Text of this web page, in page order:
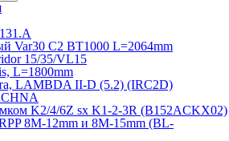
Var30 C2 BT1000 L=2064mm
15/35/VL15
L=1800mm
LAMBDA II-D (5.2) (IRC2D)
K2/4/6Z sx K1-2-3R (B152ACKX02)
8M-12mm и 8M-15mm (BL-